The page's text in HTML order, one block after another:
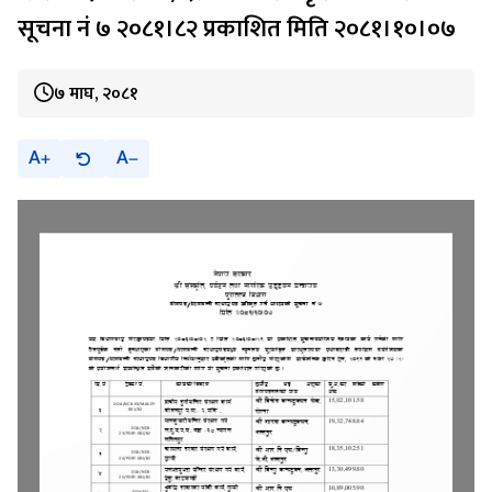
सूचना नं ७ २०८१।८२ प्रकाशित मिति २०८१।१०।०७
७ माघ, २०८१
A A